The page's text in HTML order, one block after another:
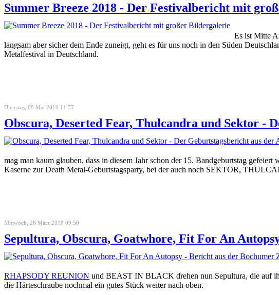
Summer Breeze 2018 - Der Festivalbericht mit
Es ist Mitte
langsam aber sicher dem Ende zuneigt, geht es für uns noch in den Süden
Metalfestival in Deutschland.
Dienstag, 08 Mai 2018 11:57
Obscura, Deserted Fear, Thulcandra und Sektor -
mag man kaum glauben, dass in diesem Jahr schon der 15. Bandgeburtstag
Kaserne zur Death Metal-Geburtstagsparty, bei der auch noch SEKTOR,
Mittwoch, 28 März 2018 09:50
Sepultura, Obscura, Goatwhore, Fit For An
RHAPSODY REUNION und BEAST IN BLACK drehen nun Sepultura, die auf
die Härteschraube nochmal ein gutes Stück weiter nach oben.